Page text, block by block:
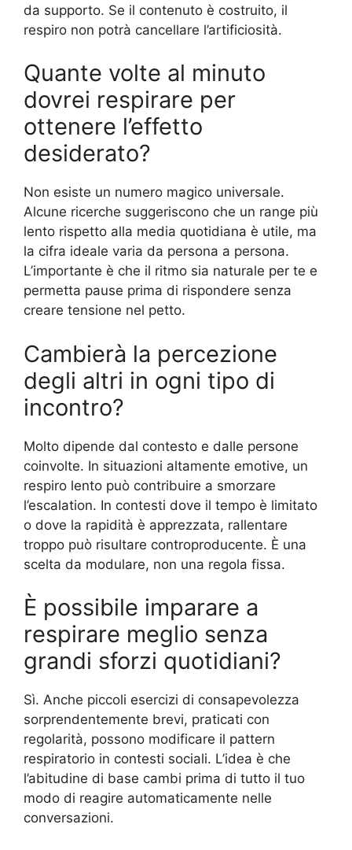
da supporto. Se il contenuto è costruito, il
respiro non potrà cancellare l’artificiosità.
Quante volte al minuto
dovrei respirare per
ottenere l’effetto
desiderato?
Non esiste un numero magico universale.
Alcune ricerche suggeriscono che un range più
lento rispetto alla media quotidiana è utile, ma
la cifra ideale varia da persona a persona.
L’importante è che il ritmo sia naturale per te e
permetta pause prima di rispondere senza
creare tensione nel petto.
Cambierà la percezione
degli altri in ogni tipo di
incontro?
Molto dipende dal contesto e dalle persone
coinvolte. In situazioni altamente emotive, un
respiro lento può contribuire a smorzare
l’escalation. In contesti dove il tempo è limitato
o dove la rapidità è apprezzata, rallentare
troppo può risultare controproducente. È una
scelta da modulare, non una regola fissa.
È possibile imparare a
respirare meglio senza
grandi sforzi quotidiani?
Sì. Anche piccoli esercizi di consapevolezza
sorprendentemente brevi, praticati con
regolarità, possono modificare il pattern
respiratorio in contesti sociali. L’idea è che
l’abitudine di base cambi prima di tutto il tuo
modo di reagire automaticamente nelle
conversazioni.